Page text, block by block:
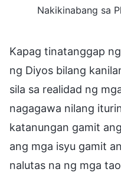
Nakikinabang sa
Kapag tinatanggap
ng Diyos bilang
sila sa realidad ng
nagagawa nilang
katanungan gamit
ang mga isyu gamit
nalutas na ng mga